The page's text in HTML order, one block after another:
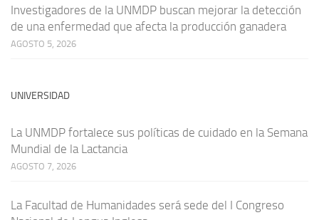
Investigadores de la UNMDP buscan mejorar la detección
de una enfermedad que afecta la producción ganadera
AGOSTO 5, 2026
UNIVERSIDAD
La UNMDP fortalece sus políticas de cuidado en la Semana
Mundial de la Lactancia
AGOSTO 7, 2026
La Facultad de Humanidades será sede del I Congreso